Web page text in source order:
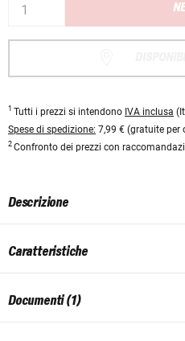
1 Tutti i prezzi si intendono IVA inclusa
Spese di spedizione: 7,99 € (gratuite per
2 Confronto dei prezzi con
Descrizione
Caratteristiche
Documenti (1)